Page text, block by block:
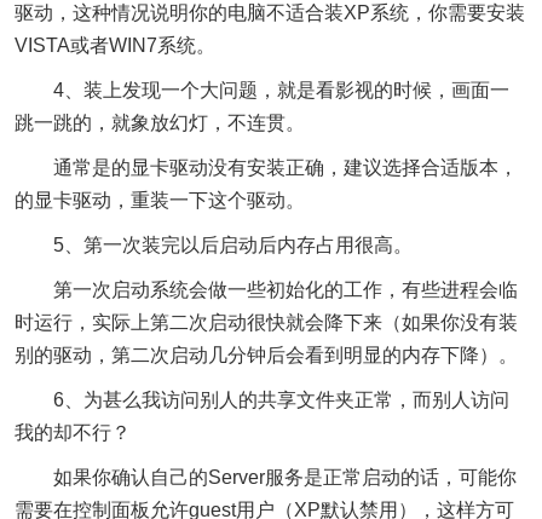
驱动，这种情况说明你的电脑不适合装XP系统，你需要安装
VISTA或者WIN7系统。
4、装上发现一个大问题，就是看影视的时候，画面一
跳一跳的，就象放幻灯，不连贯。
通常是的显卡驱动没有安装正确，建议选择合适版本，
的显卡驱动，重装一下这个驱动。
5、第一次装完以后启动后内存占用很高。
第一次启动系统会做一些初始化的工作，有些进程会临
时运行，实际上第二次启动很快就会降下来（如果你没有装
别的驱动，第二次启动几分钟后会看到明显的内存下降）。
6、为甚么我访问别人的共享文件夹正常，而别人访问
我的却不行？
如果你确认自己的Server服务是正常启动的话，可能你
需要在控制面板允许guest用户（XP默认禁用），这样方可